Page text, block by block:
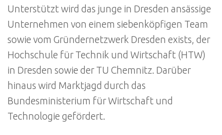
Unterstützt wird das junge in Dresden ansässige
Unternehmen von einem siebenköpfigen Team
sowie vom Gründernetzwerk Dresden exists, der
Hochschule für Technik und Wirtschaft (HTW)
in Dresden sowie der TU Chemnitz. Darüber
hinaus wird Marktjagd durch das
Bundesministerium für Wirtschaft und
Technologie gefördert.